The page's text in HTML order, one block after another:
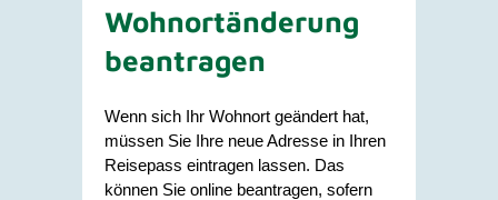
Wohnortänderung
beantragen
Wenn sich Ihr Wohnort geändert hat,
müssen Sie Ihre neue Adresse in Ihren
Reisepass eintragen lassen. Das
können Sie online beantragen, sofern